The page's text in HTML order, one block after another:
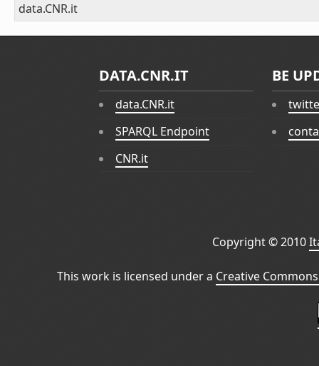
data.CNR.it
DATA.CNR.IT
data.CNR.it
SPARQL Endpoint
CNR.it
BE
Copyright © 2010
This work is licensed under a Creative